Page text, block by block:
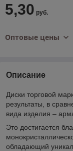
5,30 руб.
Оптовые цены
Описание
Диски торговой
результаты, в
вида изделия –
Это достигается
обладающий